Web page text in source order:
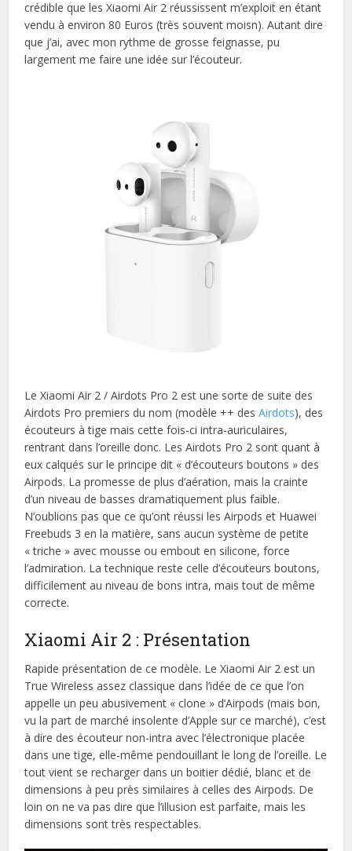
crédible que les Xiaomi Air 2 réussissent m’exploit en étant
vendu à environ 80 Euros (très souvent moisn). Autant dire
que j’ai, avec mon rythme de grosse feignasse, pu
largement me faire une idée sur l’écouteur.
Le Xiaomi Air 2 / Airdots Pro 2 est une sorte de suite des
Airdots Pro premiers du nom (modèle ++ desAirdots), des
écouteurs à tige mais cette fois-ci intra-auriculaires,
rentrant dans l’oreille donc. Les Airdots Pro 2 sont quant à
eux calqués sur le principe dit « d’écouteurs boutons » des
Airpods. La promesse de plus d’aération, mais la crainte
d’un niveau de basses dramatiquement plus faible.
N’oublions pas que ce qu’ont réussi les Airpods et Huawei
Freebuds 3 en la matière, sans aucun système de petite
« triche » avec mousse ou embout en silicone, force
l’admiration. La technique reste celle d’écouteurs boutons,
difficilement au niveau de bons intra, mais tout de même
correcte.
Xiaomi Air 2 : Présentation
Rapide présentation de ce modèle. Le Xiaomi Air 2 est un
True Wireless assez classique dans l’idée de ce que l’on
appelle un peu abusivement « clone » d’Airpods (mais bon,
vu la part de marché insolente d’Apple sur ce marché), c’est
à dire des écouteur non-intra avec l’électronique placée
dans une tige, elle-même pendouillant le long de l’oreille. Le
tout vient se recharger dans un boitier dédié, blanc et de
dimensions à peu près similaires à celles des Airpods. De
loin on ne va pas dire que l’illusion est parfaite, mais les
dimensions sont très respectables.